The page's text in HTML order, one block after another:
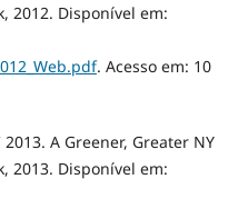
2012. Disponível em:
. Acesso em: 10
2013. A Greener, Greater NY
2013. Disponível em: